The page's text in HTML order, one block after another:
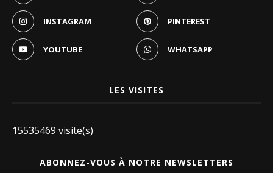
INSTAGRAM PINTEREST
YOUTUBE WHATSAPP
LES VISITES
15535469 visite(s)
ABONNEZ-VOUS À NOTRE NEWSLETTERS